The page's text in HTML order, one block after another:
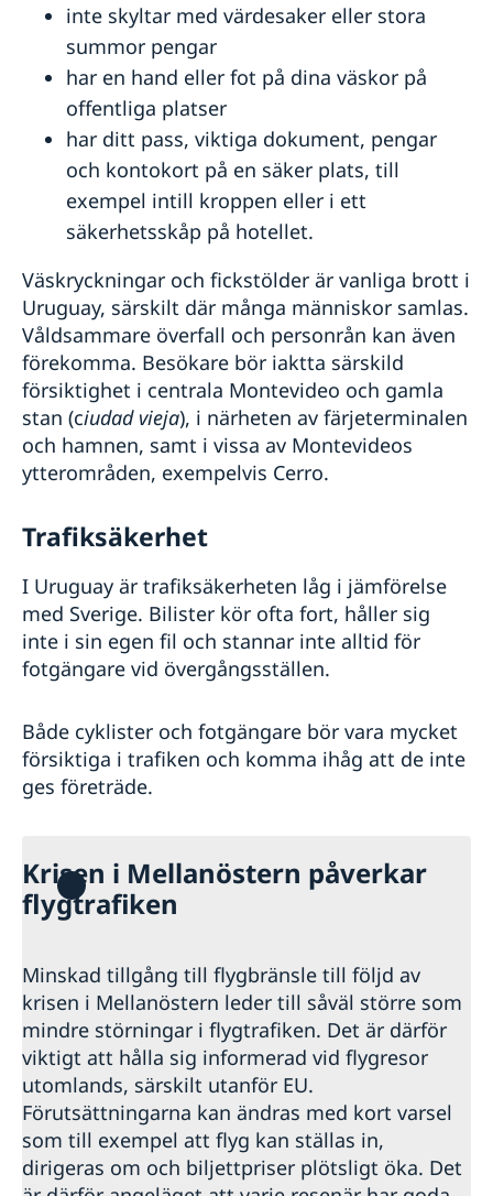
inte skyltar med värdesaker eller stora
summor pengar
har en hand eller fot på dina väskor på
offentliga platser
har ditt pass, viktiga dokument, pengar
och kontokort på en säker plats, till
exempel intill kroppen eller i ett
säkerhetsskåp på hotellet.
Väskryckningar och fickstölder är vanliga brott i
Uruguay, särskilt där många människor samlas.
Våldsammare överfall och personrån kan även
förekomma. Besökare bör iaktta särskild
försiktighet i centrala Montevideo och gamla
stan (ciudad vieja), i närheten av färjeterminalen
och hamnen, samt i vissa av Montevideos
ytterområden, exempelvis Cerro.
Trafiksäkerhet
I Uruguay är trafiksäkerheten låg i jämförelse
med Sverige. Bilister kör ofta fort, håller sig
inte i sin egen fil och stannar inte alltid för
fotgängare vid övergångsställen.
Både cyklister och fotgängare bör vara mycket
försiktiga i trafiken och komma ihåg att de inte
ges företräde.
Krisen i Mellanöstern påverkar
flygtrafiken
Minskad tillgång till flygbränsle till följd av
krisen i Mellanöstern leder till såväl större som
mindre störningar i flygtrafiken. Det är därför
viktigt att hålla sig informerad vid flygresor
utomlands, särskilt utanför EU.
Förutsättningarna kan ändras med kort varsel
som till exempel att flyg kan ställas in,
dirigeras om och biljettpriser plötsligt öka. Det